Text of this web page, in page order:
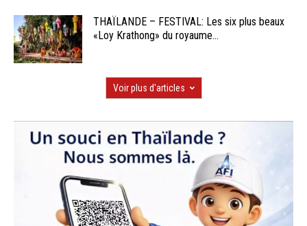
THAÏLANDE – FESTIVAL: Les six plus beaux
«Loy Krathong» du royaume...
Voir plus d'articles